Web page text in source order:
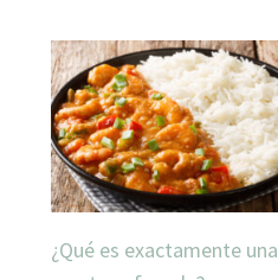
¿Qué es exactamente una